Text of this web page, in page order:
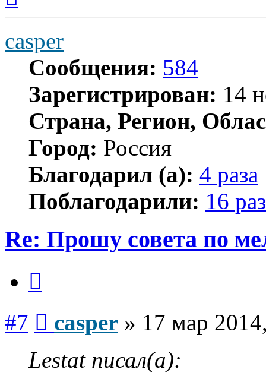
началу
casper
Сообщения: 584
Зарегистрирован: 14
Страна, Регион,
Город: Россия
Благодарил (а): 4 раза
Поблагодарили: 16 раз
Re: Прошу совета по
#7 casper » 17 мар
Lestat писал(а):